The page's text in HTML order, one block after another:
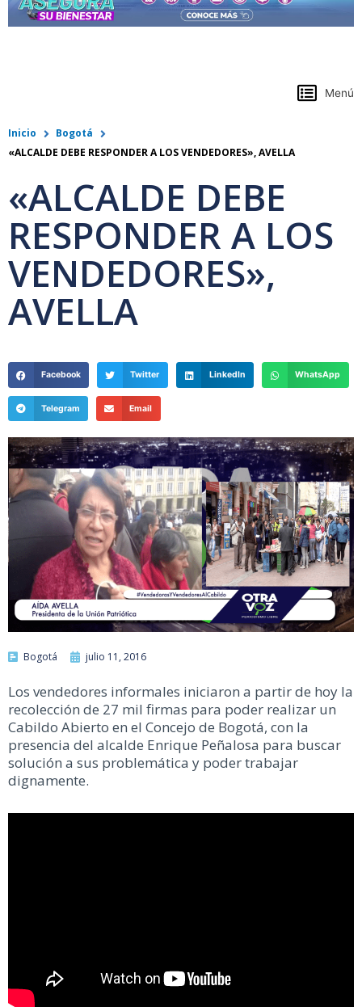
Menú
Inicio
Bogotá
«ALCALDE DEBE RESPONDER A LOS VENDEDORES», AVELLA
«ALCALDE DEBE
RESPONDER A LOS
VENDEDORES»,
AVELLA
Facebook Twitter LinkedIn WhatsApp
Telegram Email
Bogotá julio 11, 2016
Los vendedores informales iniciaron a partir de hoy la
recolección de 27 mil firmas para poder realizar un
Cabildo Abierto en el Concejo de Bogotá, con la
presencia del alcalde Enrique Peñalosa para buscar
solución a sus problemática y poder trabajar
dignamente.